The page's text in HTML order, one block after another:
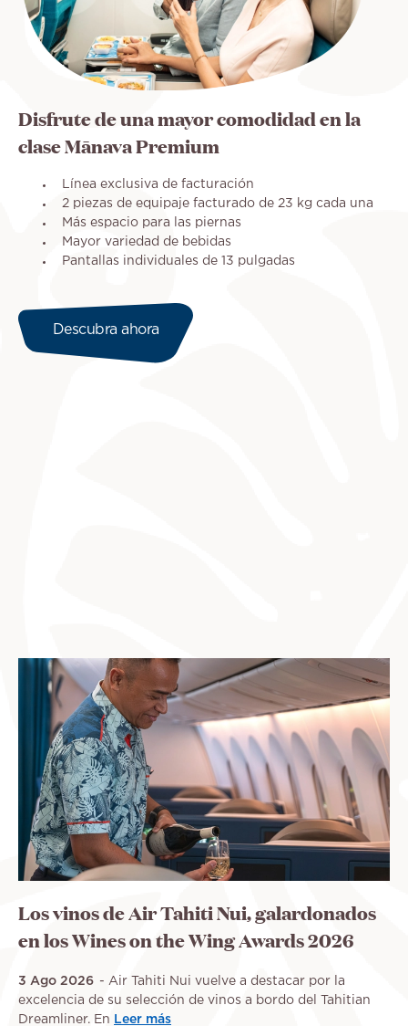
Disfrute de una mayor comodidad en la
clase Mānava Premium
Línea exclusiva de facturación
2 piezas de equipaje facturado de 23 kg cada una
Más espacio para las piernas
Mayor variedad de bebidas
Pantallas individuales de 13 pulgadas
Descubra ahora
Los vinos de Air Tahiti Nui, galardonados
en los Wines on the Wing Awards 2026
3 Ago 2026
Air Tahiti Nui vuelve a destacar por la
excelencia de su selección de vinos a bordo del Tahitian
Dreamliner. En
Leer más